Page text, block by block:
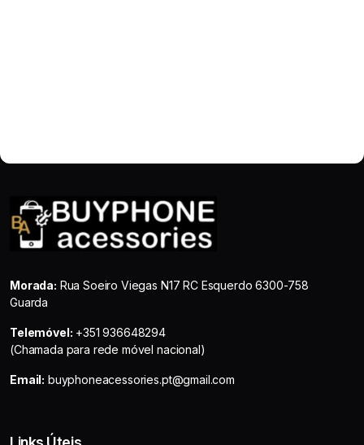
Morada: Rua Soeiro Viegas N17 RC Esquerdo 6300-758
Guarda
Telemóvel: +351 936648294
(Chamada para rede móvel nacional)
Email: buyphoneacessories.pt@gmail.com